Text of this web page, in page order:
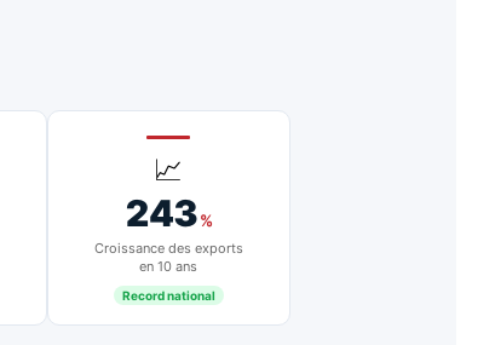
📈
243%
Croissance des exports
en 10 ans
Record national